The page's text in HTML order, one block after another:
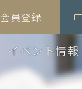
会員登録
イベント情報